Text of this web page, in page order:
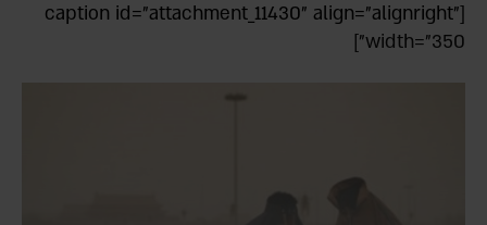
[caption id="attachment_11430" align="alignright"
width="350"]